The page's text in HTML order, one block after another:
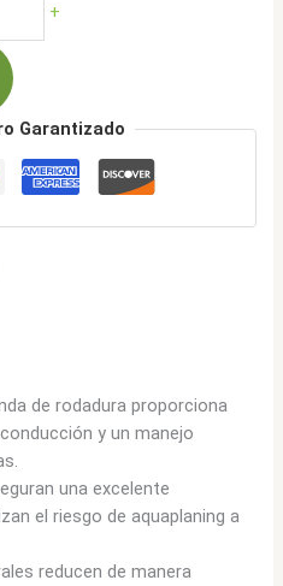
+
Garantizado
de rodadura proporciona
y un manejo
una excelente
el riesgo de aquaplaning a
reducen de manera